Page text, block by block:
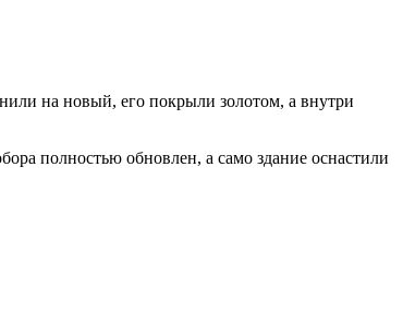
на новый, его покрыли золотом, а внутри
полностью обновлен, а само здание оснастили